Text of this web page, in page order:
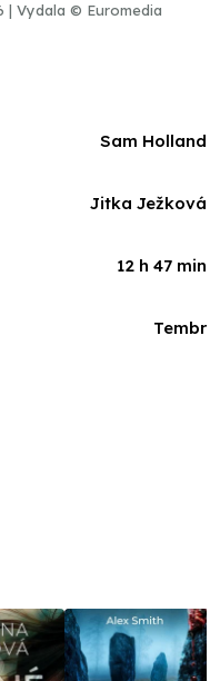
| Vydala © Euromedia
Sam Holland
Jitka Ježková
12 h 47 min
Tembr